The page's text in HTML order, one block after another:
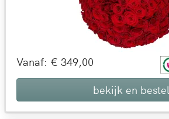
Vanaf: € 349,00
bekijk en bestel